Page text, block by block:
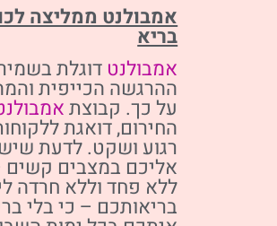
אמבולנט ממליצה
בריא
אמבולנט דוגלת
ההרגשה הכייפית
על כך. קבוצת
החירום, דואגת
רגוע ושקט. לדעת
אליכם במצבים
ללא פחד וללא חרדה
בריאותכם – כי בלי